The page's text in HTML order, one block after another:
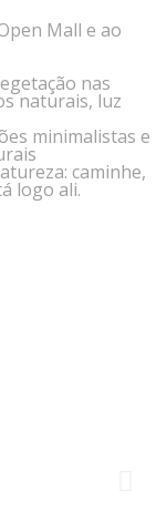
Mall e ao
nas
naturais, luz
minimalistas e
caminhe,
logo ali.